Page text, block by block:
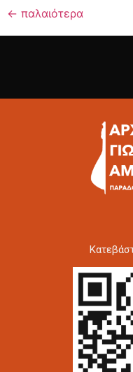
← παλαιότερα